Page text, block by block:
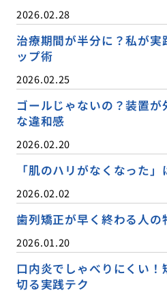
2026.02.28
治療期間が半分に？私が
ップ術
2026.02.25
ゴールじゃないの？装置
な違和感
2026.02.20
「肌のハリがなくなった
2026.02.02
歯列矯正が早く終わる人の
2026.01.20
口内炎でしゃべりにくい！
切る実践テク